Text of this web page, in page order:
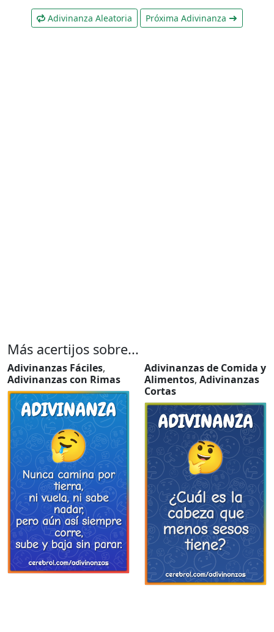
Adivinanza Aleatoria Próxima Adivinanza
Más acertijos sobre...
Adivinanzas Fáciles,
Adivinanzas con Rimas
Adivinanzas de Comida y
Alimentos, Adivinanzas
Cortas